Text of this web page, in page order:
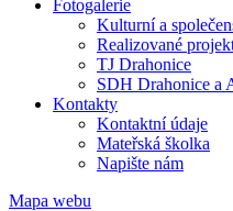
Fotogalerie
Kulturní a
Realizované
TJ Drahonice
SDH Drahonice a
Kontakty
Kontaktní údaje
Mateřská školka
Napište nám
Mapa webu